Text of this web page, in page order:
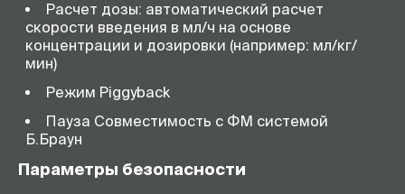
Расчет дозы: автоматический расчет
скорости введения в мл/ч на основе
концентрации и дозировки (например: мл/кг/
мин)
Режим Piggyback
Пауза Совместимость с ФМ системой
Б.Браун
Параметры безопасности